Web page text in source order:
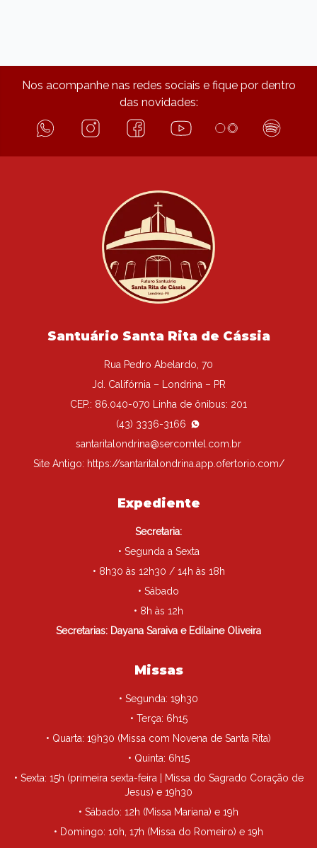
Nos acompanhe nas redes sociais e fique por dentro
das novidades:
Santuário Santa Rita de Cássia
Rua Pedro Abelardo, 70
Jd. Califórnia – Londrina – PR
CEP.: 86.040-070 Linha de ônibus: 201
(43) 3336-3166
santaritalondrina@sercomtel.com.br
Site Antigo: https://santaritalondrina.app.ofertorio.com/
Expediente
Secretaria:
• Segunda a Sexta
• 8h30 às 12h30 / 14h às 18h
• Sábado
• 8h às 12h
Secretarias: Dayana Saraiva e Edilaine Oliveira
Missas
• Segunda: 19h30
• Terça: 6h15
• Quarta: 19h30 (Missa com Novena de Santa Rita)
• Quinta: 6h15
• Sexta: 15h (primeira sexta-feira | Missa do Sagrado Coração de
Jesus) e 19h30
• Sábado: 12h (Missa Mariana) e 19h
• Domingo: 10h, 17h (Missa do Romeiro) e 19h